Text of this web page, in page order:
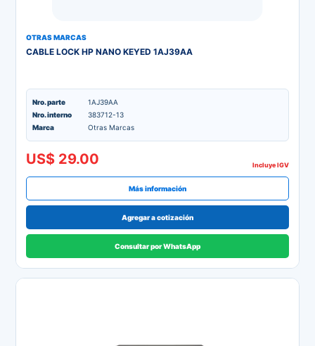
OTRAS MARCAS
CABLE LOCK HP NANO KEYED 1AJ39AA
Nro. parte
1AJ39AA
Nro. interno
383712-13
Marca
Otras Marcas
US$ 29.00 Incluye IGV
Más información
Agregar a cotización
Consultar por WhatsApp